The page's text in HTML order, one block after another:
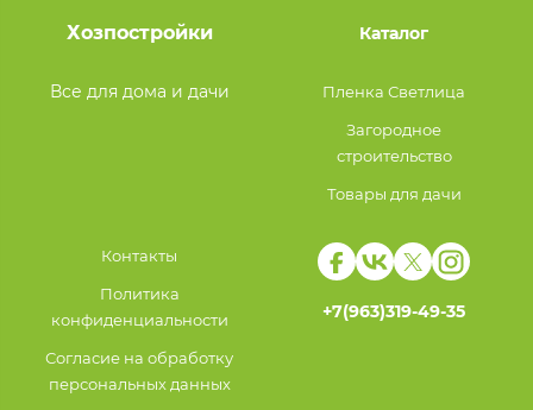
Хозпостройки
Все для дома и дачи
Каталог
Пленка Светлица
Загородное
строительство
Товары для дачи
Контакты
Политика
конфиденциальности
Согласие на обработку
персональных данных
+7(963)319-49-35